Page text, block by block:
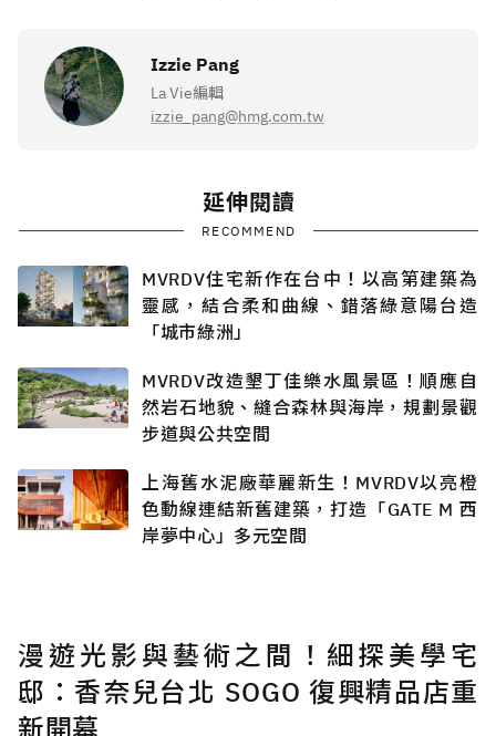
Izzie Pang
La Vie編輯
izzie_pang@hmg.com.tw
延伸閱讀
RECOMMEND
MVRDV住宅新作在台中！以高第建築為
靈感，結合柔和曲線、錯落綠意陽台造
「城市綠洲」
MVRDV改造墾丁佳樂水風景區！順應自
然岩石地貌、縫合森林與海岸，規劃景觀
步道與公共空間
上海舊水泥廠華麗新生！MVRDV以亮橙
色動線連結新舊建築，打造「GATE M 西
岸夢中心」多元空間
漫遊光影與藝術之間！細探美學宅
邸：香奈兒台北 SOGO 復興精品店重
新開幕